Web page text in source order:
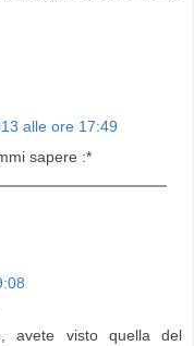
alle ore 17:49
sapere :*
avete visto quella del